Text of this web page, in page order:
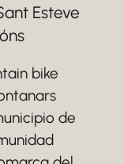
Esteve
bike
de